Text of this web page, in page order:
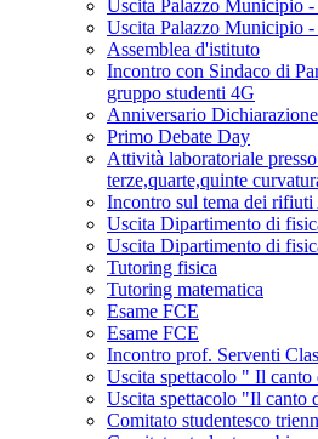
Uscita Palazzo Municipio -
Uscita Palazzo Municipio -
Assemblea d'istituto
Incontro con Sindaco di
gruppo studenti 4G
Anniversario
Primo Debate Day
Attività laboratoriale
terze,quarte,quinte
Incontro sul tema dei
Uscita Dipartimento di
Uscita Dipartimento di
Tutoring fisica
Tutoring matematica
Esame FCE
Esame FCE
Incontro prof. Serventi
Uscita spettacolo " Il canto
Uscita spettacolo "Il canto
Comitato studentesco